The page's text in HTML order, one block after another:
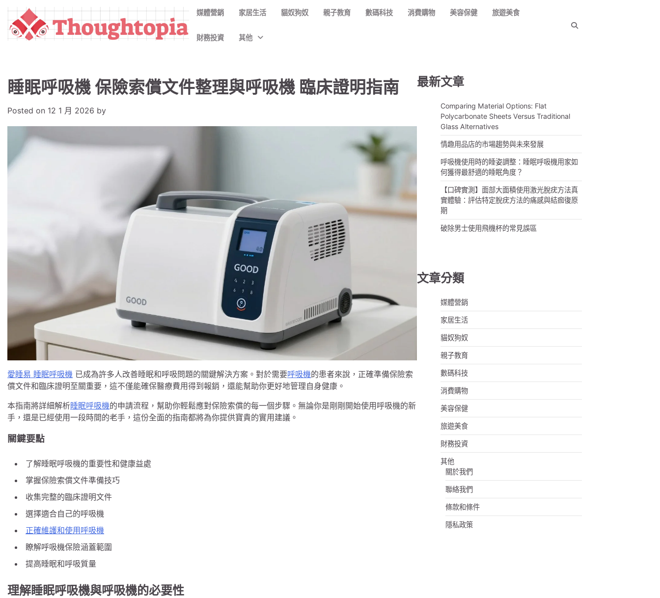
content
媒體營銷 家居生活 貓奴狗奴 親子教育 數碼科技 消費購物 美容保健 旅遊美食
財務投資 其他
睡眠呼吸機 保險索償文件整理與呼吸機 臨床證明指南
Posted on 12 1 月 2026 by
愛睡易 睡眠呼吸機 已成為許多人改善睡眠和呼吸問題的關鍵解決方案。對於需要呼吸機的患者來說，正確準備保險索
償文件和臨床證明至關重要，這不僅能確保醫療費用得到報銷，還能幫助你更好地管理自身健康。
本指南將詳細解析睡眠呼吸機的申請流程，幫助你輕鬆應對保險索償的每一個步驟。無論你是剛剛開始使用呼吸機的新
手，還是已經使用一段時間的老手，這份全面的指南都將為你提供寶貴的實用建議。
關鍵要點
了解睡眠呼吸機的重要性和健康益處
掌握保險索償文件準備技巧
收集完整的臨床證明文件
選擇適合自己的呼吸機
正確維護和使用呼吸機
瞭解呼吸機保險涵蓋範圍
提高睡眠和呼吸質量
理解睡眠呼吸機與呼吸機的必要性
最新文章
Comparing Material Options: Flat
Polycarbonate Sheets Versus Traditional
Glass Alternatives
情趣用品店的市場趨勢與未來發展
呼吸機使用時的睡姿調整：睡眠呼吸機用家如
何獲得最舒適的睡眠角度？
【口碑實測】面部大面積使用激光脫疣方法真
實體驗：評估特定脫疣方法的痛感與結痂復原
期
破除男士使用飛機杯的常見誤區
文章分類
媒體營銷
家居生活
貓奴狗奴
親子教育
數碼科技
消費購物
美容保健
旅遊美食
財務投資
其他
關於我們
聯絡我們
條款和條件
隱私政策